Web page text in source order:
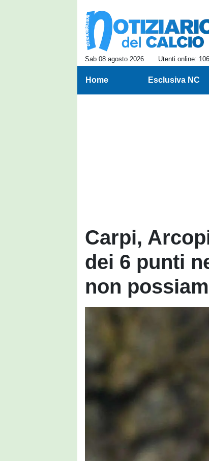
Sab 08 agosto 2026 Utenti online: 106
Home Esclusiva NC
Carpi,
dei 6 punti
non